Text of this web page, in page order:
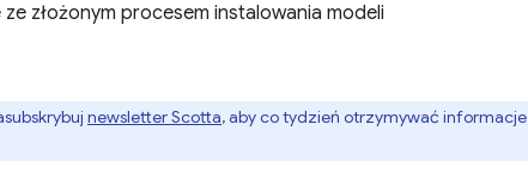
złożonym procesem instalowania modeli
newsletter Scotta, aby co tydzień otrzymywać informacje